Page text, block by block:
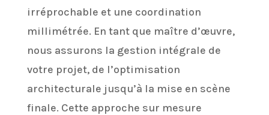
irréprochable et une coordination
millimétrée. En tant que maître d’œuvre,
nous assurons la gestion intégrale de
votre projet, de l’optimisation
architecturale jusqu’à la mise en scène
finale. Cette approche sur mesure